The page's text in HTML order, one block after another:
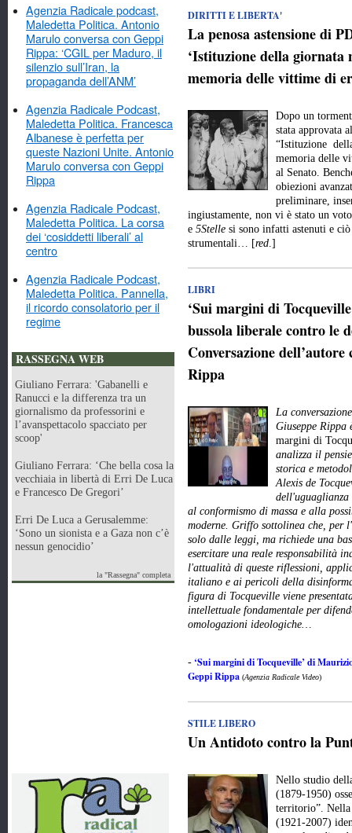
Agenzia Radicale podcast,
Maledetta Politica. Antonio
Marulo conversa con Geppi
Rippa: ‘CGIL per Maduro, il
silenzio sull’Iran, la
propaganda dell’ANM’
Agenzia Radicale Podcast,
Maledetta Politica. Francesca
Albanese è perfetta per
queste Nazioni Unite. Antonio
Marulo conversa con Geppi
Rippa
Agenzia Radicale Podcast,
Maledetta Politica. La corsa
dei ‘cosiddetti liberali’ al
centro
Agenzia Radicale Podcast,
Maledetta Politica. Pannella,
il ricordo consolatorio per il
regime
RASSEGNA WEB
Giuliano Ferrara: 'Gabanelli e
Ranucci e la differenza tra un
giornalismo da professorini e
l’avanspettacolo spacciato per
scoop'
Giuliano Ferrara: ‘Che bella cosa la
vecchiaia in libertà di Erri De Luca
e Francesco De Gregori’
Erri De Luca a Gerusalemme:
‘Sono un sionista e a Gaza non c’è
nessun genocidio’
la "Rassegna" completa
DIRITTI E LIBERTA'
La penosa astensione di
‘Istituzione della
memoria delle vittime di
Dopo un
stata approvata
“Istituzione
memoria delle
al Senato.
obiezioni
preliminare,
ingiustamente, non vi è stato un
e 5Stelle si sono infatti astenuti e
strumentali… [red.]
LIBRI
‘Sui margini di
bussola liberale contro le
Conversazione
Rippa
La
Giuseppe
margini di
analizza il
storica e
Alexis de
dell'uguaglianza
al conformismo di massa e alla
moderne. Griffo sottolinea che, per
solo dalle leggi, ma richiede una
esercitare una reale responsabilità
l'attualità di queste riflessioni,
italiano e ai pericoli della
figura di Tocqueville viene
intellettuale fondamentale per
omologazioni ideologiche…
- ‘Sui margini di Tocqueville’ di
Geppi Rippa (Agenzia Radicale Video)
STILE LIBERO
Un Antidoto contro la
Nello studio
(1879-1950)
territorio”. Nella
(1921-2007)